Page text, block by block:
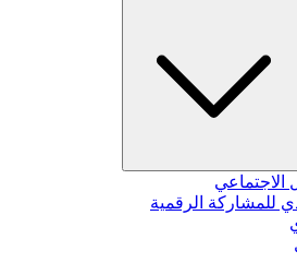
الاجتماعي
للمشاركة الرقمية